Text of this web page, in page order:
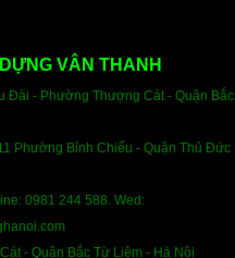
VÂN THANH
Đài - Phường Thượng Cát - Quận Bắc
Phường Bỉnh Chiểu - Quận Thủ Đức
0981 244 588. Wed:
- Quận Bắc Từ Liêm - Hà Nội